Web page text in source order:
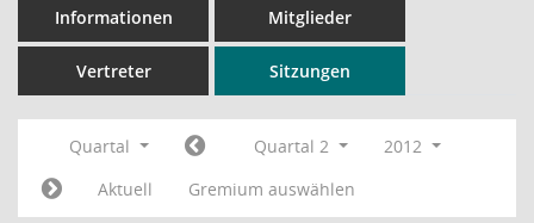
Informationen Mitglieder
Vertreter Sitzungen
Quartal Quartal 2
2012
Aktuell
Gremium auswählen